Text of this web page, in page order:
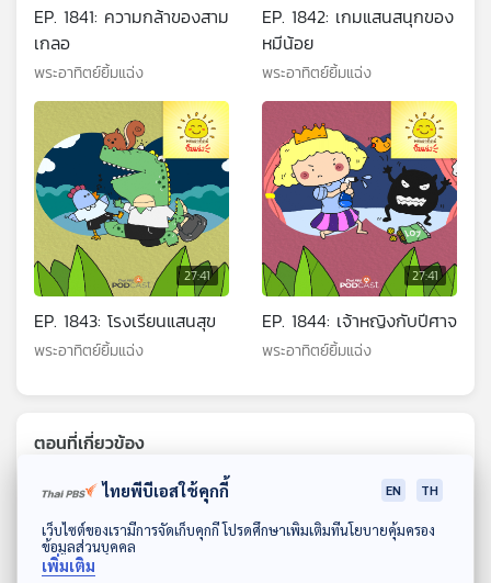
ดาวน์โหลด Thai PBS Podcast Application
EP. 1841: ความกล้าของสาม
เกลอ
พระอาทิตย์ยิ้มแฉ่ง
EP. 1842: เกมแสนสนุกของ
หมีน้อย
พระอาทิตย์ยิ้มแฉ่ง
27:41
EP. 1843: โรงเรียนแสนสุข
พระอาทิตย์ยิ้มแฉ่ง
27:41
EP. 1844: เจ้าหญิงกับปีศาจ
พระอาทิตย์ยิ้มแฉ่ง
ตอนที่เกี่ยวข้อง
ไทยพีบีเอสใช้คุกกี้ EN TH
เว็บไซต์ของเรามีการจัดเก็บคุกกี้ โปรดศึกษาเพิ่มเติมที่นโยบายคุ้มครอง
ข้อมูลส่วนบุคคล
เพิ่มเติม